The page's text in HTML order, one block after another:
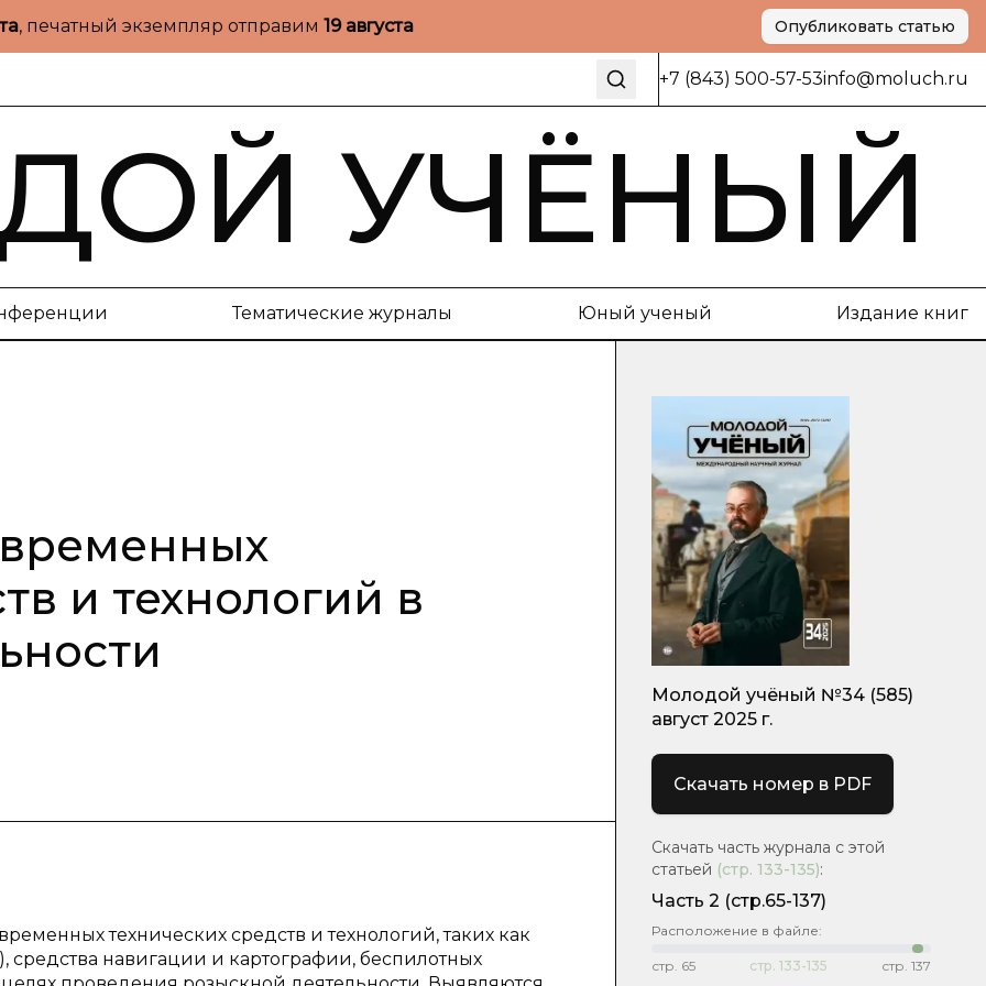
, печатный экземпляр отправим 19 августа Опубликовать статью
+7 (843) 500-57-53info@moluch.ru
УЧЁНЫЙ
Тематические журналы Юный ученый Издание книг
и технологий в
технических средств и технологий, таких как
средства навигации и картографии, беспилотных
Молодой учёный №34 (585)
август 2025 г.
Скачать номер в PDF
Скачать часть журнала с этой
статьей (стр. 133-135):
Часть 2 (стр.65-137)
Расположение в файле:
стр. 65 стр. 133-135 стр. 137